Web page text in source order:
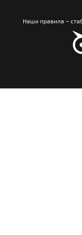
Наши правила –